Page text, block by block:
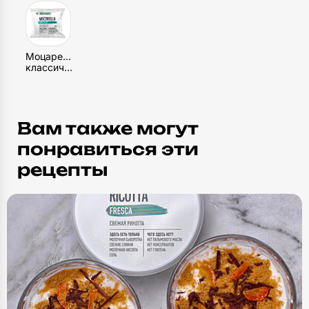
Моцарелла
классическая
Вам также могут
понравиться эти
рецепты